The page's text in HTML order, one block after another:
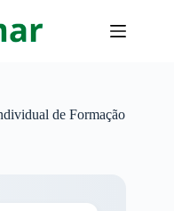
de Formação